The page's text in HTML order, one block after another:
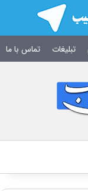
تبلیغات تماس با ما